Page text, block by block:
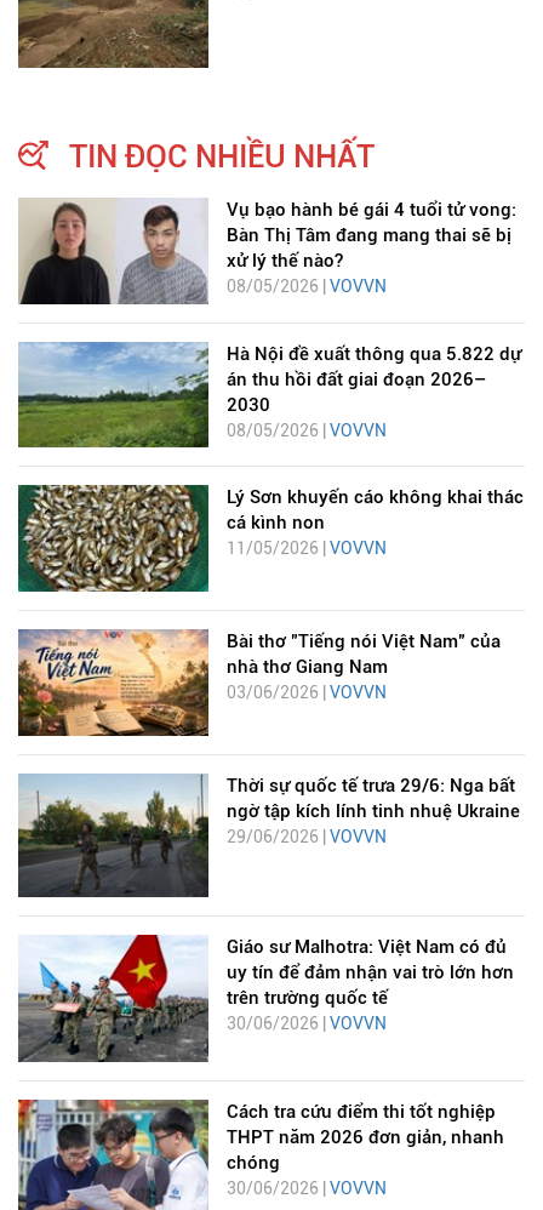
TIN ĐỌC NHIỀU NHẤT
Vụ bạo hành bé gái 4 tuổi tử vong:
Bàn Thị Tâm đang mang thai sẽ bị
xử lý thế nào?
08/05/2026 | VOVVN
Hà Nội đề xuất thông qua 5.822 dự
án thu hồi đất giai đoạn 2026–
2030
08/05/2026 | VOVVN
Lý Sơn khuyến cáo không khai thác
cá kình non
11/05/2026 | VOVVN
Bài thơ "Tiếng nói Việt Nam" của
nhà thơ Giang Nam
03/06/2026 | VOVVN
Thời sự quốc tế trưa 29/6: Nga bất
ngờ tập kích lính tinh nhuệ Ukraine
29/06/2026 | VOVVN
Giáo sư Malhotra: Việt Nam có đủ
uy tín để đảm nhận vai trò lớn hơn
trên trường quốc tế
30/06/2026 | VOVVN
Cách tra cứu điểm thi tốt nghiệp
THPT năm 2026 đơn giản, nhanh
chóng
30/06/2026 | VOVVN